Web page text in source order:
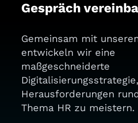
Gespräch
Gemeinsam mit
entwickeln wir eine
maßgeschneiderte
Herausforderungen
Thema HR zu meistern.